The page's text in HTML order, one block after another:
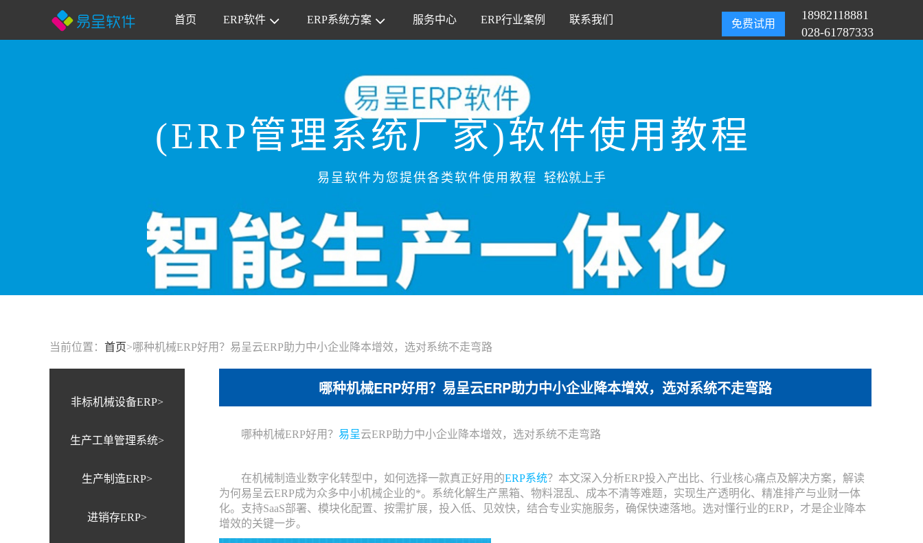
免费试用
18982118881
028-61787333
首页 ERP软件 ERP系统方案 服务中心 ERP行业案例 联系我们
(ERP管理系统厂家)软件使用教程
易呈软件为您提供各类软件使用教程 轻松就上手
当前位置： 首页>哪种机械ERP好用？易呈云ERP助力中小企业降本增效，选对系统不走弯路
非标机械设备ERP>
生产工单管理系统>
生产制造ERP>
进销存ERP>
哪种机械ERP好用？易呈云ERP助力中小企业降本增效，选对系统不走弯路
哪种机械ERP好用？ 易呈云ERP助力中小企业降本增效，选对系统不走弯路
在机械制造业数字化转型中，如何选择一款真正好用的ERP系统？本文深入分析ERP投入产出比、行业核心痛点及解决方案，解读
为何易呈云ERP成为众多中小机械企业的*。系统化解生产黑箱、物料混乱、成本不清等难题，实现生产透明化、精准排产与业财一体
化。支持SaaS部署、模块化配置、按需扩展，投入低、见效快，结合专业实施服务，确保快速落地。选对懂行业的ERP，才是企业降本
增效的关键一步。